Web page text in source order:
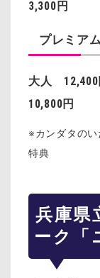
3,300円
プレミア
大人
10,800円
※カンダタの
特典
兵庫県
ーク「